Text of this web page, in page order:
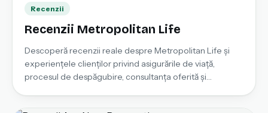
Recenzii
Recenzii Metropolitan Life
Descoperă recenzii reale despre Metropolitan Life și
experiențele clienților privind asigurările de viață,
procesul de despăgubire, consultanța oferită și